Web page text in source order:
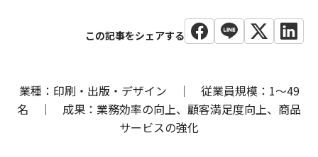
業種：印刷・出版・デザイン ｜ 従業員規模：1～49
名 ｜ 成果：業務効率の向上、顧客満足度向上、商品
サービスの強化